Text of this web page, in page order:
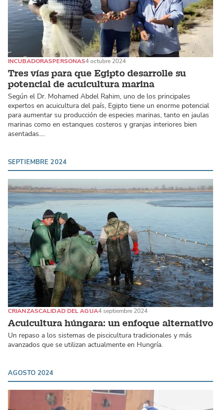
Tres vías para que Egipto desarrolle su
potencial de acuicultura marina
INCUBADORASPERSONAS4 octubre 2024
Según el Dr. Mohamed Abdel Rahim, uno de los principales
expertos en acuicultura del país, Egipto tiene un enorme potencial
para aumentar su producción de especies marinas, tanto en jaulas
marinas como en estanques costeros y granjas interiores bien
asentadas.…
SEPTIEMBRE 2024
Acuicultura húngara: un enfoque alternativo
CRIANZASCALIDAD DEL AGUA4 septiembre 2024
Un repaso a los sistemas de piscicultura tradicionales y más
avanzados que se utilizan actualmente en Hungría.
AGOSTO 2024